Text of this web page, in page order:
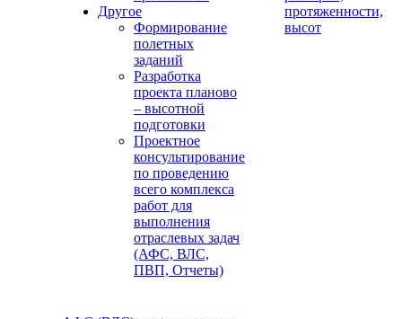
Другое
Формирование
полетных
заданий
Разработка
проекта планово
– высотной
подготовки
Проектное
консультирование
по проведению
всего комплекса
работ для
выполнения
отраслевых задач
(АФС, ВЛС,
ПВП, Отчеты)
протяженности,
высот